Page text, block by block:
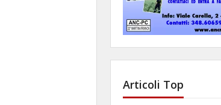
Articoli Top